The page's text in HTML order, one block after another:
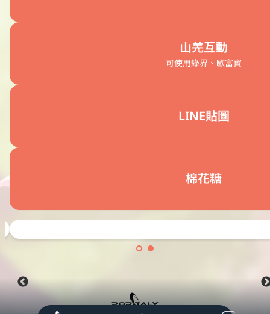
山羌互動
可使用綠界、歐富寶
LINE貼圖
棉花糖